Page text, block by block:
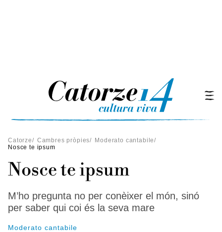
Catorze/ Cambres pròpies/ Moderato cantabile/
Nosce te ipsum
Nosce te ipsum
M’ho pregunta no per conèixer el món, sinó
per saber qui coi és la seva mare
Moderato cantabile